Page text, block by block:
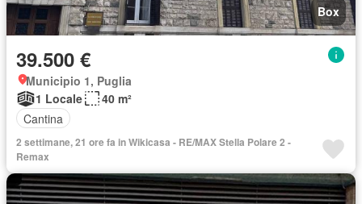
Box
39.500 €
Municipio 1, Puglia
1 Locale
40 m²
Cantina
2 settimane, 21 ore fa in Wikicasa - RE/MAX Stella Polare 2 -
Remax